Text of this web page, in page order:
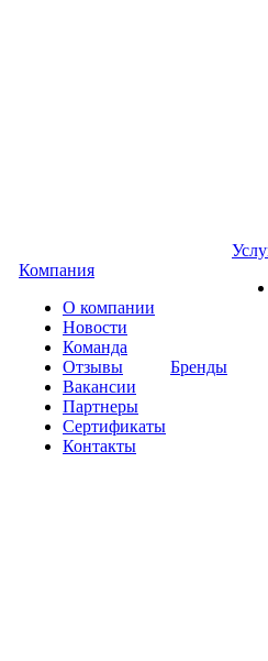
Компания
О компании
Новости
Команда
Отзывы
Вакансии
Партнеры
Сертификаты
Контакты
Бренды